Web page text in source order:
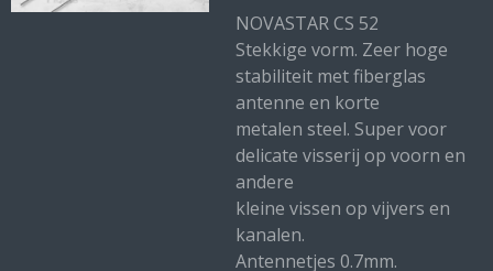
NOVASTAR CS 52
Stekkige vorm. Zeer hoge
stabiliteit met fiberglas
antenne en korte
metalen steel. Super voor
delicate visserij op voorn en
andere
kleine vissen op vijvers en
kanalen.
Antennetjes 0.7mm.